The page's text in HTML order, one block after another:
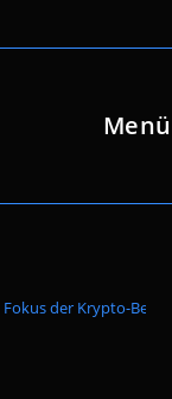
Menü
der Krypto-